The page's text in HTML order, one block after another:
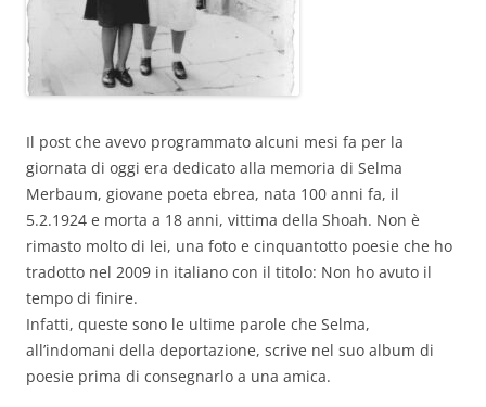
Il post che avevo programmato alcuni mesi fa per la
giornata di oggi era dedicato alla memoria di Selma
Merbaum, giovane poeta ebrea, nata 100 anni fa, il
5.2.1924 e morta a 18 anni, vittima della Shoah. Non è
rimasto molto di lei, una foto e cinquantotto poesie che ho
tradotto nel 2009 in italiano con il titolo: Non ho avuto il
tempo di finire.
Infatti, queste sono le ultime parole che Selma,
all’indomani della deportazione, scrive nel suo album di
poesie prima di consegnarlo a una amica.